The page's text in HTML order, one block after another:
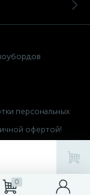
0
персональных
офертой!